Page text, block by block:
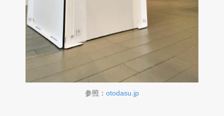
参照： otodasu.jp